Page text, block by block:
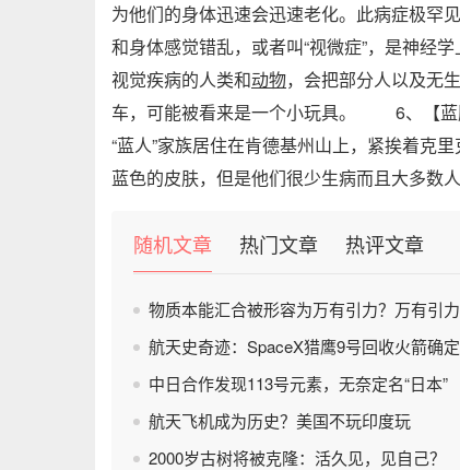
为他们的身体迅速会迅速老化。此病症极
和身体感觉错乱，或者叫“视微症”，是神经
视觉疾病的人类和动物，会把部分人以及无
车，可能被看来是一个小玩具。 6、【
“蓝人”家族居住在肯德基州山上，紧挨着克
蓝色的皮肤，但是他们很少生病而且大多数
随机文章 热门文章 热评文章
物质本能汇合被形容为万有引力？万有引
航天史奇迹：SpaceX猎鹰9号回收火箭确
中日合作发现113号元素，无奈定名“日本”
航天飞机成为历史？美国不玩印度玩
2000岁古树将被克隆：活久见，见自己？